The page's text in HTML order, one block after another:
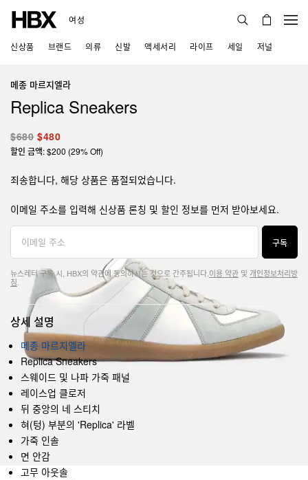
여성
신상품 브랜드 의류 신발 액세서리 라이프 세일 저널
메종 마르지엘라
Replica Sneakers
$680 $480
할인 금액: $200 (29% Off)
죄송합니다, 해당 상품은 품절되었습니다.
이메일 주소를 입력해 신상품 론칭 및 할인 정보를 먼저 받아보세요.
구독
뉴스레터 구독 시, HBX의 약관에 동의하시는 것으로 간주됩니다. 이용 약관 및 개인정보처리방
침
상세 설명
메종 마르지엘라
Replica Sneakers
스웨이드 및 나파 가죽 패널
레이스업 클로저
뒤 중앙의 네 스티치
혀(텅) 부분의 'Replica' 라벨
가죽 인솔
면 안감
고무 아웃솔